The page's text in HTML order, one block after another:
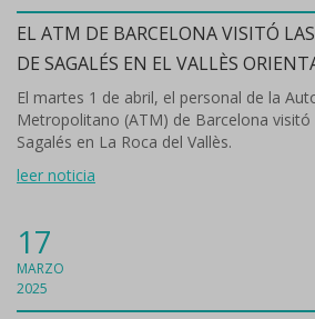
EL ATM DE BARCELONA VISITÓ
DE SAGALÉS EN EL VALLÈS
El martes 1 de abril, el personal de la
Metropolitano (ATM) de Barcelona visitó
Sagalés en La Roca del Vallès.
leer noticia
17
MARZO
2025